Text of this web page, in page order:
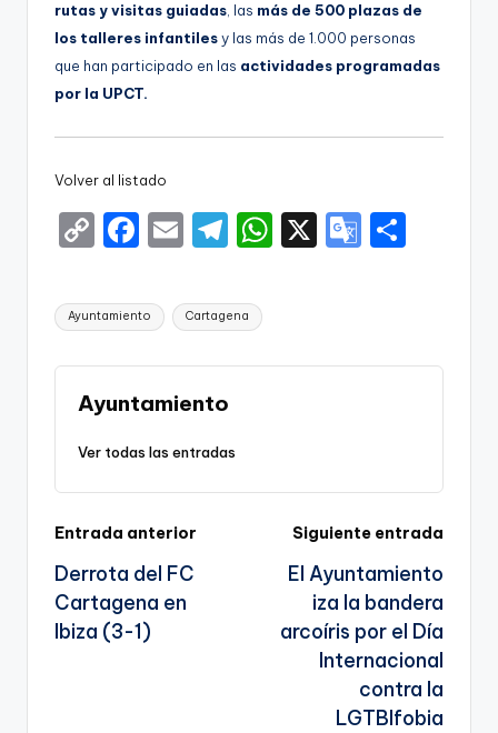
rutas y visitas guiadas, las más de 500 plazas de
los talleres infantilesy las más de 1.000 personas
que han participado en las actividades programadas
por la UPCT.
Volver al listado
C
p
y
Li
n
k
F
c
e
b
o
o
E
ai
l
T
e
gr
a
W
A
X
G
e
a
te
Etiquetas:
Ayuntamiento Cartagena
Ayuntamiento
Ver todas las entradas
Navegación
de
entradas
Entrada anterior
Derrota del FC
Cartagena en
Ibiza (3-1)
Siguiente entrada
El Ayuntamiento
iza la bandera
arcoíris por el Día
Internacional
contra la
LGTBIfobia